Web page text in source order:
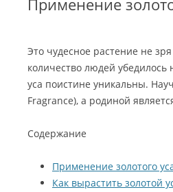
Применение
Это чудесное растение не
количество людей
уса поистине уникальны.
Fragrance), а родиной
Содержание
Применение золотого
Как вырастить золотой